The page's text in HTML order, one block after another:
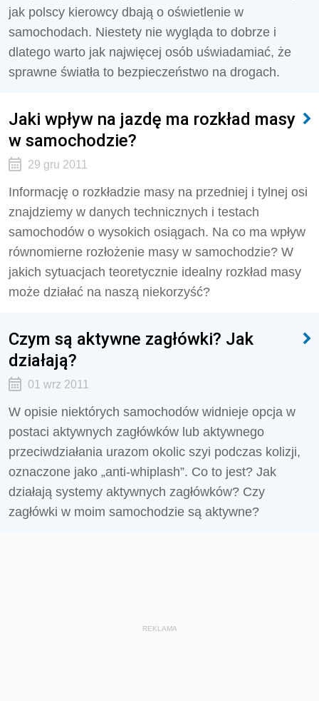
jak polscy kierowcy dbają o oświetlenie w
samochodach. Niestety nie wygląda to dobrze i
dlatego warto jak najwięcej osób uświadamiać, że
sprawne światła to bezpieczeństwo na drogach.
Jaki wpływ na jazdę ma rozkład masy
w samochodzie?
29 gru 2011
Informację o rozkładzie masy na przedniej i tylnej osi
znajdziemy w danych technicznych i testach
samochodów o wysokich osiągach. Na co ma wpływ
równomierne rozłożenie masy w samochodzie? W
jakich sytuacjach teoretycznie idealny rozkład masy
może działać na naszą niekorzyść?
Czym są aktywne zagłówki? Jak
działają?
01 wrz 2011
W opisie niektórych samochodów widnieje opcja w
postaci aktywnych zagłówków lub aktywnego
przeciwdziałania urazom okolic szyi podczas kolizji,
oznaczone jako „anti-whiplash”. Co to jest? Jak
działają systemy aktywnych zagłówków? Czy
zagłówki w moim samochodzie są aktywne?
REKLAMA